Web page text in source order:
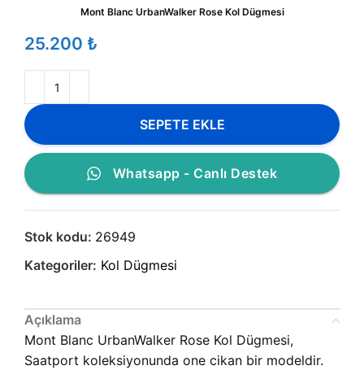
Mont Blanc UrbanWalker Rose Kol Dügmesi
₺
SEPETE EKLE
Whatsapp - Canlı Destek
Stok kodu: 26949
Kategoriler: Kol Dügmesi
Açıklama
Mont Blanc UrbanWalker Rose Kol Dügmesi,
Saatport koleksiyonunda one cikan bir modeldir.